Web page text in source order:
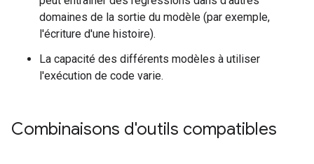
domaines de la sortie du modèle (par exemple,
l'écriture d'une histoire).
La capacité des différents modèles à utiliser
l'exécution de code varie.
Combinaisons d'outils compatibles